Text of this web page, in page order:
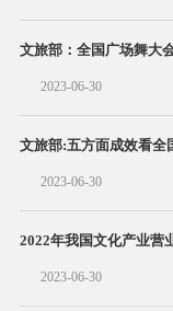
文旅部：全国广场舞大
2023-06-30
文旅部:五方面成效看全
2023-06-30
2022年我国文化产业营
2023-06-30